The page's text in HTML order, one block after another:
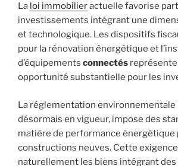
La loi immobilieractuelle favorise
investissements intégrant une
et technologique. Les dispositifs
pour la rénovation énergétique et
d’équipements connectés
opportunité substantielle pour les
La réglementation environnementale
désormais en vigueur, impose des
matière de performance énergétique
constructions neuves. Cette
naturellement les biens intégrant